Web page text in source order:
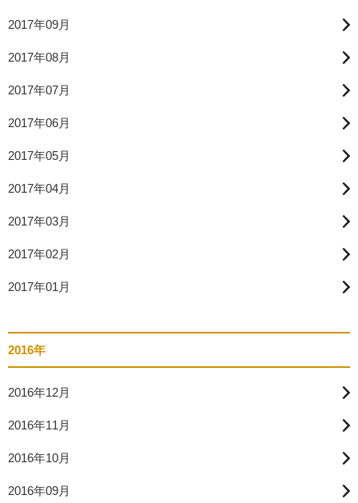
2017年09月
2017年08月
2017年07月
2017年06月
2017年05月
2017年04月
2017年03月
2017年02月
2017年01月
2016年
2016年12月
2016年11月
2016年10月
2016年09月